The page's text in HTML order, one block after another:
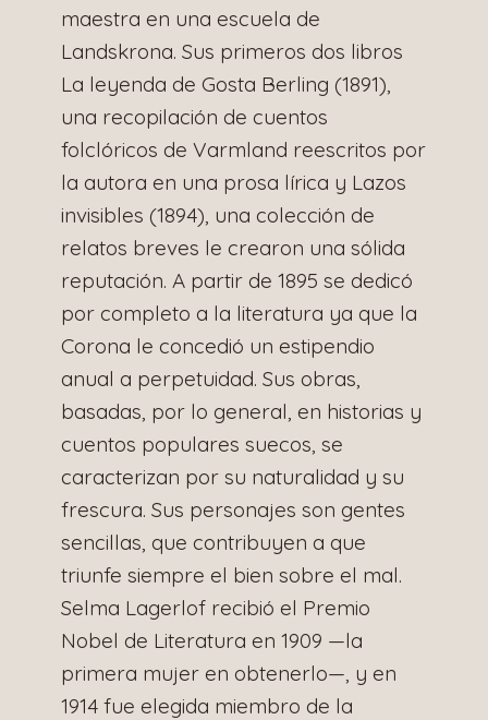
maestra en una escuela de
Landskrona. Sus primeros dos libros
La leyenda de Gosta Berling (1891),
una recopilación de cuentos
folclóricos de Varmland reescritos por
la autora en una prosa lírica y Lazos
invisibles (1894), una colección de
relatos breves le crearon una sólida
reputación. A partir de 1895 se dedicó
por completo a la literatura ya que la
Corona le concedió un estipendio
anual a perpetuidad. Sus obras,
basadas, por lo general, en historias y
cuentos populares suecos, se
caracterizan por su naturalidad y su
frescura. Sus personajes son gentes
sencillas, que contribuyen a que
triunfe siempre el bien sobre el mal.
Selma Lagerlof recibió el Premio
Nobel de Literatura en 1909 —la
primera mujer en obtenerlo—, y en
1914 fue elegida miembro de la